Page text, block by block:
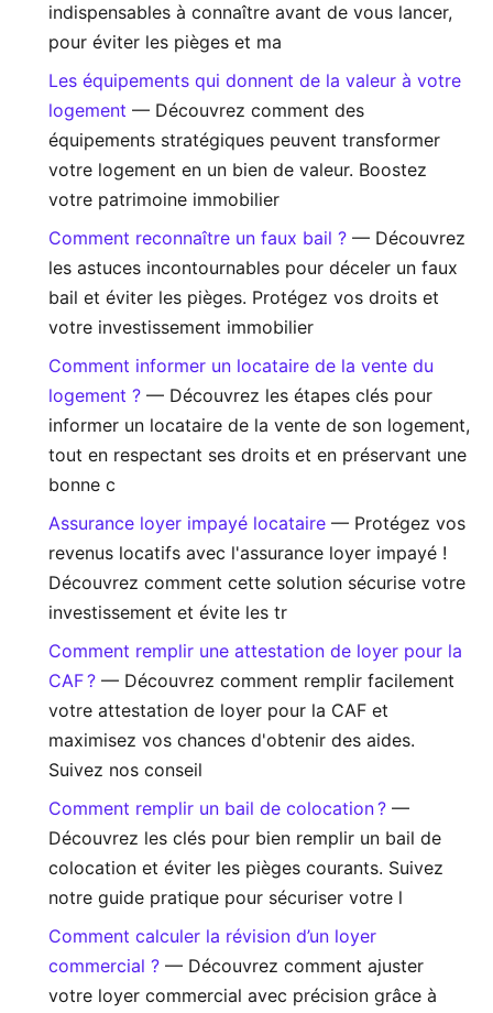
indispensables à connaître avant de vous lancer,
pour éviter les pièges et ma
Les équipements qui donnent de la valeur à votre
logement — Découvrez comment des
équipements stratégiques peuvent transformer
votre logement en un bien de valeur. Boostez
votre patrimoine immobilier
Comment reconnaître un faux bail ? — Découvrez
les astuces incontournables pour déceler un faux
bail et éviter les pièges. Protégez vos droits et
votre investissement immobilier
Comment informer un locataire de la vente du
logement ? — Découvrez les étapes clés pour
informer un locataire de la vente de son logement,
tout en respectant ses droits et en préservant une
bonne c
Assurance loyer impayé locataire — Protégez vos
revenus locatifs avec l'assurance loyer impayé !
Découvrez comment cette solution sécurise votre
investissement et évite les tr
Comment remplir une attestation de loyer pour la
CAF ? — Découvrez comment remplir facilement
votre attestation de loyer pour la CAF et
maximisez vos chances d'obtenir des aides.
Suivez nos conseil
Comment remplir un bail de colocation ? —
Découvrez les clés pour bien remplir un bail de
colocation et éviter les pièges courants. Suivez
notre guide pratique pour sécuriser votre l
Comment calculer la révision d’un loyer
commercial ? — Découvrez comment ajuster
votre loyer commercial avec précision grâce à